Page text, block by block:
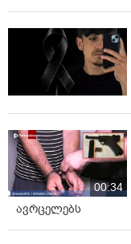
00:34
ავრცელებს